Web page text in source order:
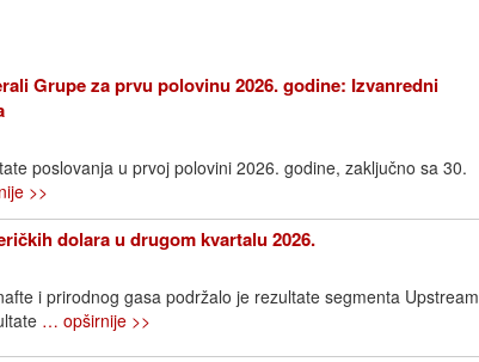
Grupe za prvu polovinu 2026. godine: Izvanredni
poslovanja u prvoj polovini 2026. godine, zaključno sa 30.
>>
dolara u drugom kvartalu 2026.
i prirodnog gasa podržalo je rezultate segmenta Upstream
… opširnije >>